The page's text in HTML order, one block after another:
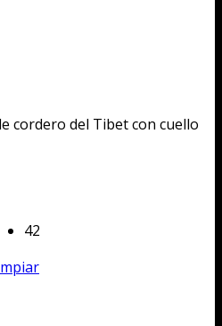
cordero del Tibet con cuello
42